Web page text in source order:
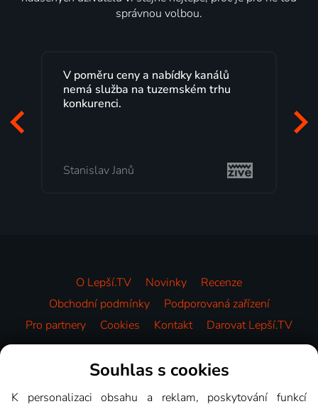
správnou volbou.
V poměru ceny a nabídky kanálů
nemá služba na tuzemském trhu
konkurenci.
Stanislav Janů
O Lepší.TV Novinky
Recenze
Obchodní podmínky
Podporovaná zařízení
Pro partnery
Cookies Kontakt Darovat Lepší.TV
Videotéka
Souhlas s cookies
K personalizaci obsahu a reklam, poskytování funkcí